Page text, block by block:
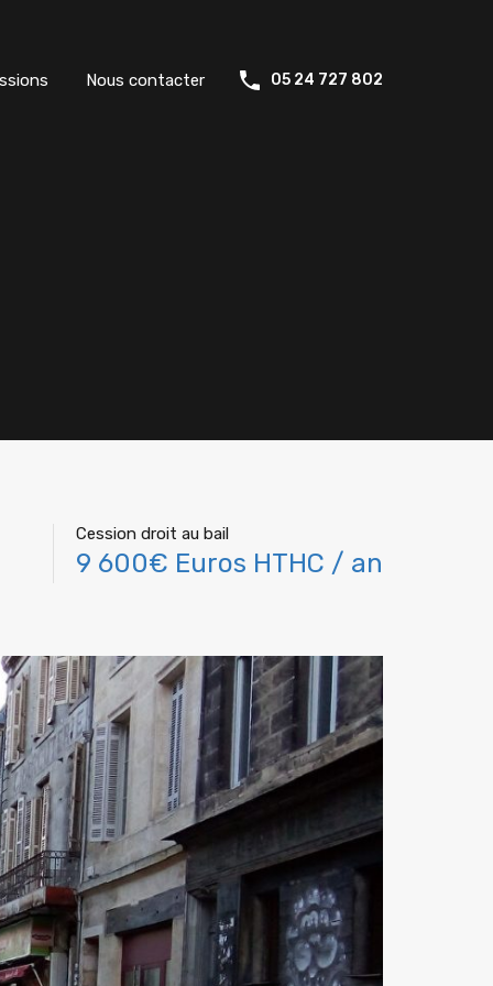
Nous contacter 05 24 727 802
Cession droit au bail
9 600€ Euros HTHC / an